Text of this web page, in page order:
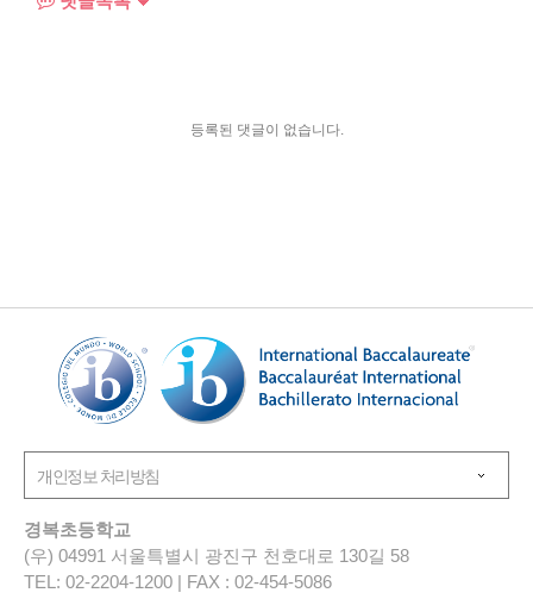
등록된 댓글이 없습니다.
경복초등학교
(우) 04991 서울특별시 광진구 천호대로 130길 58
TEL: 02-2204-1200 | FAX : 02-454-5086